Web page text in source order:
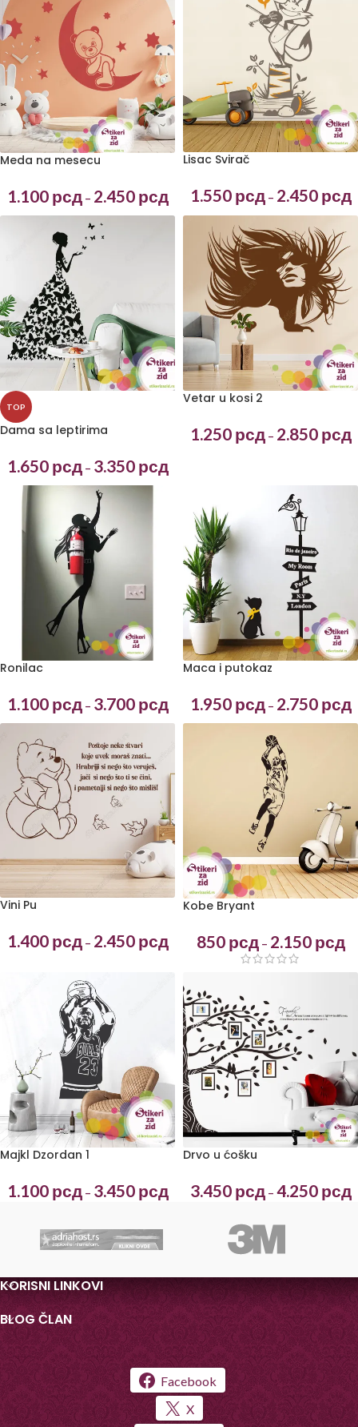
Meda na mesecu
1.100 рсд – 2.450 рсд
Lisac Svirač
1.550 рсд – 2.450 рсд
TOP
Dama sa leptirima
1.650 рсд – 3.350 рсд
Vetar u kosi 2
1.250 рсд – 2.850 рсд
Ronilac
1.100 рсд – 3.700 рсд
Maca i putokaz
1.950 рсд – 2.750 рсд
Vini Pu
1.400 рсд – 2.450 рсд
Kobe Bryant
850 рсд – 2.150 рсд
Majkl Dzordan 1
1.100 рсд – 3.450 рсд
Drvo u ćošku
3.450 рсд – 4.250 рсд
KORISNI LINKOVI
BLOG ČLAN
Facebook
X